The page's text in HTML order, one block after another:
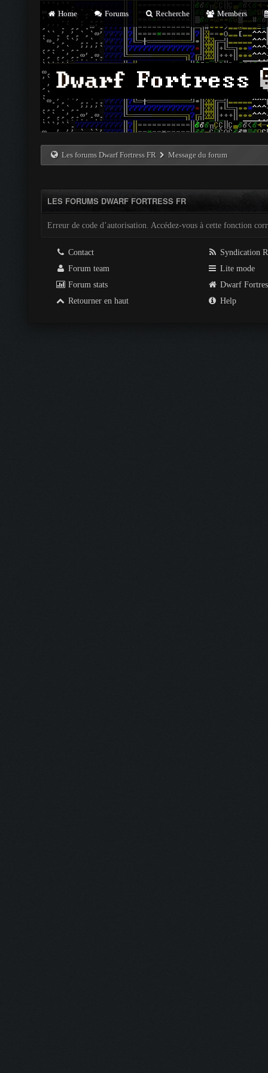
Home Forums Recherche Members
Les forums Dwarf Fortress FR Message du forum
LES FORUMS DWARF FORTRESS FR
Erreur de code d’autorisation. Accédez-vous à cette fonction
Contact
Forum team
Forum stats
Retourner en haut
Syndication
Lite mode
Dwarf
Help